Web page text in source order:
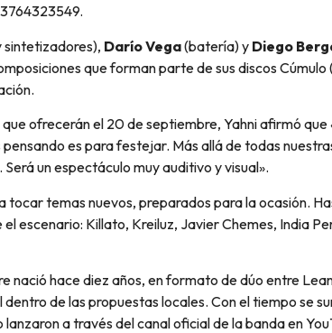
sintetizadores), Darío Vega(batería) y Diego
que forman parte de sus discos
ofrecerán el 20 de septiembre, Yahni afirmó que
es para festejar. Más allá de todas
un espectáculo muy auditivo y visual».
tocar temas nuevos, preparados para la ocasión.
escenario: Killato, Kreiluz, Javier Chemes, India
nació hace diez años, en formato de dúo entre
de las propuestas locales. Con el tiempo se
a través del canal oficial de la banda en